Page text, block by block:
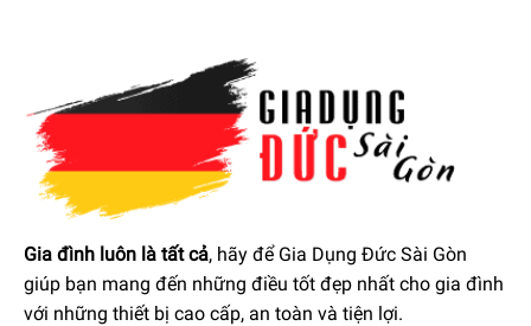
Thông số lắp đặt
Dưới đây là các thông số lắp đặt của ủ lạnh Siemens 574
lít KF96DPPEA iQ700, được nhà sản xuất khuyến nghị
Gia đình luôn là tất cả, hãy để Gia Dụng Đức Sài Gòn
giúp bạn mang đến những điều tốt đẹp nhất cho gia đình
với những thiết bị cao cấp, an toàn và tiện lợi.